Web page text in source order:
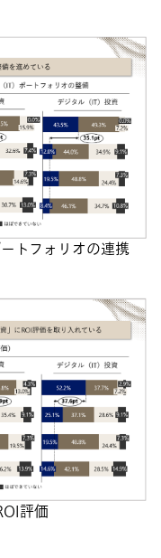
トフォリオの連携
評価